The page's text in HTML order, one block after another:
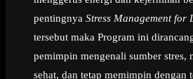
pentingnya Stress Management for
tersebut maka Program ini
pemimpin mengenali sumber stres,
sehat, dan tetap memimpin dengan